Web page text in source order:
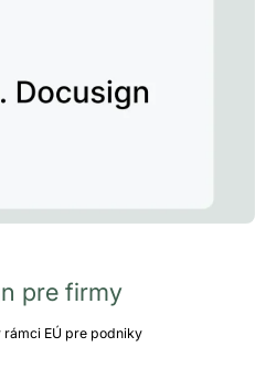
pre firmy
EÚ pre podniky